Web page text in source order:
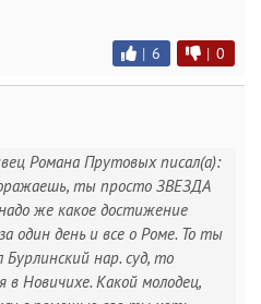
| 6 | 0
Романа Прутовых писал(а):
ты просто ЗВЕЗДА
же какое достижение
один день и все о Роме. То ты
нар. суд, то
в Новичихе. Какой молодец,